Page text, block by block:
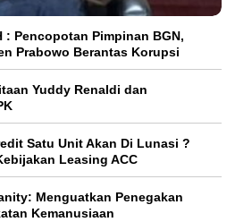
: Pencopotan Pimpinan BGN,
Prabowo Berantas Korupsi
Yuddy Renaldi dan
Satu Unit Akan Di Lunasi ?
Leasing ACC
Menguatkan Penegakan
Kemanusiaan